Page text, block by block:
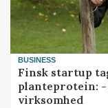
BUSINESS
Finsk startup
planteprotein: -
virksomhed